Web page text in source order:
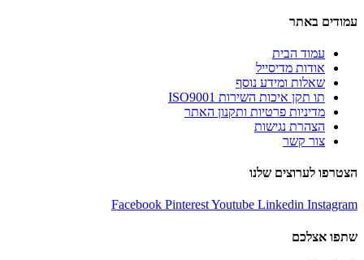
עמודים באתר
עמוד הבית
אודות מדיסייל
שאלות ומידע נוסף
תו תקן איכות השירות ISO9001
מדיניות פרטיות ותקנון האתר
הצהרת נגישות
צור קשר
הצטרפו לערוצים שלנו
Facebook PinterestYoutube Linkedin Instagram
שתפו אצלכם